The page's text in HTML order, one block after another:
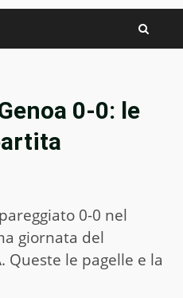
0-0: le
0-0 nel
giornata del
Queste le pagelle e la